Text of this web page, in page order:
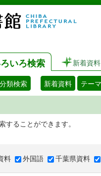
いろ検索 新着資料
類検索 新着資料 テー
することができます。
料 外国語 千葉県資料